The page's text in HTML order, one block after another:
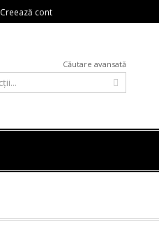
Creează cont
Căutare avansată